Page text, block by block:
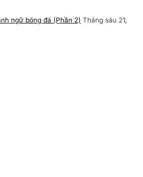
ngữ bóng đá (Phần 2) Tháng sáu 21,